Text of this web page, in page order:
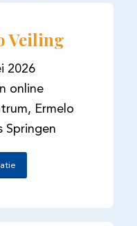
Veiling
2026
online
Ermelo
Springen